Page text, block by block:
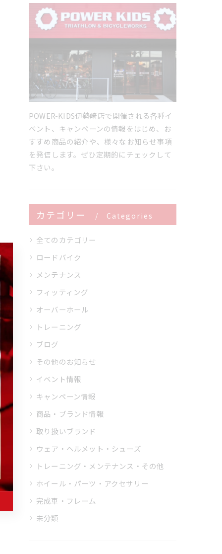
POWER-KIDS伊勢崎店で開催される各種イ
ベント、キャンペーンの情報をはじめ、お
すすめ商品の紹介や、様々なお知らせ事項
を発信します。ぜひ定期的にチェックして
下さい。
カテゴリー Categories
全てのカテゴリー
ロードバイク
メンテナンス
フィッティング
オーバーホール
トレーニング
ブログ
その他のお知らせ
イベント情報
キャンペーン情報
商品・ブランド情報
取り扱いブランド
ウェア・ヘルメット・シューズ
トレーニング・メンテナンス・その他
ホイール・パーツ・アクセサリー
完成車・フレーム
未分類